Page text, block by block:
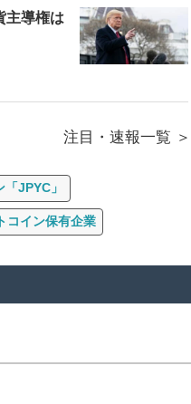
主導権は
注目・速報一覧
JPYC」
コイン保有企業